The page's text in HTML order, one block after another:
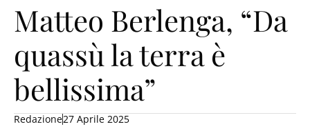
Matteo Berlenga, “Da
quassù la terra è
bellissima”
Redazione27 Aprile 2025